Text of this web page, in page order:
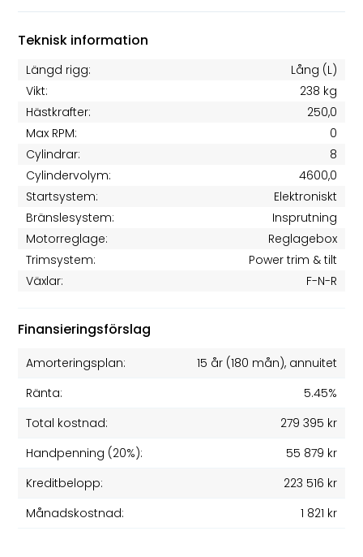
Teknisk information
Längd rigg:
Lång (L)
Vikt:
238 kg
Hästkrafter:
250,0
Max RPM:
0
Cylindrar:
8
Cylindervolym:
4600,0
Startsystem:
Elektroniskt
Bränslesystem:
Insprutning
Motorreglage:
Reglagebox
Trimsystem:
Power trim & tilt
Växlar:
F-N-R
Finansieringsförslag
Amorteringsplan: 15 år(180 mån), annuitet
Ränta:
5.45%
Total kostnad:
279 395 kr
Handpenning (20%):
55 879 kr
Kreditbelopp:
223 516 kr
Månadskostnad:
1 821 kr